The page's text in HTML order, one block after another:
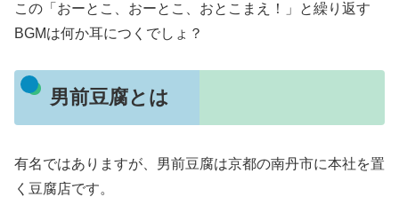
この「おーとこ、おーとこ、おとこまえ！」と繰り返す
BGMは何か耳につくでしょ？
男前豆腐とは
有名ではありますが、男前豆腐は京都の南丹市に本社を置
く豆腐店です。